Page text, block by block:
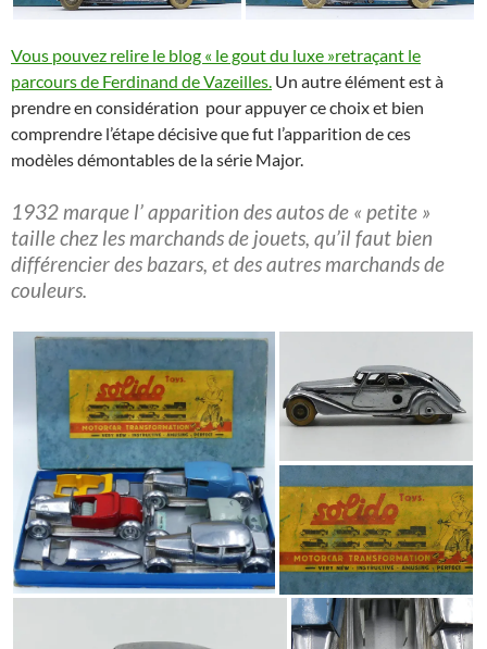
Vous pouvez relire le blog « le gout du luxe »retraçant le
parcours de Ferdinand de Vazeilles. Un autre élément est à
prendre en considération pour appuyer ce choix et bien
comprendre l’étape décisive que fut l’apparition de ces
modèles démontables de la série Major.
1932 marque l’ apparition des autos de « petite »
taille chez les marchands de jouets, qu’il faut bien
différencier des bazars, et des autres marchands de
couleurs.